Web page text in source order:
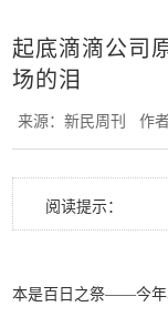
起底滴滴公司
场的泪
来源：新民周刊作
阅读提示：
本是百日之祭——今年